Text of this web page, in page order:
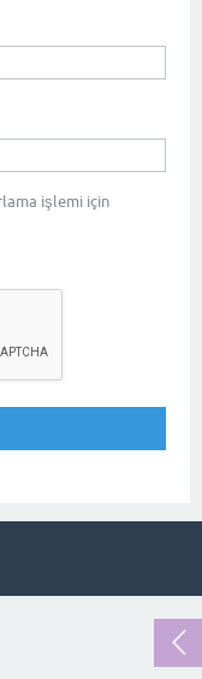
işlemi için